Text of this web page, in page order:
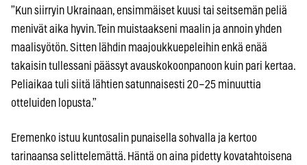
”Kun siirryin Ukrainaan, ensimmäiset kuusi tai seitsemän peliä
menivät aika hyvin. Tein muistaakseni maalin ja annoin yhden
maalisyötön. Sitten lähdin maajoukkuepeleihin enkä enää
takaisin tullessani päässyt avauskokoonpanoon kuin pari kertaa.
Peliaikaa tuli siitä lähtien satunnaisesti 20–25 minuuttia
otteluiden lopusta.”
Eremenko istuu kuntosalin punaisella sohvalla ja kertoo
tarinaansa selittelemättä. Häntä on aina pidetty kovatahtoisena